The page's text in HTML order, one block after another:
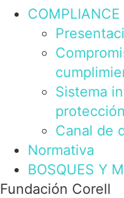
Sistema
Canal de
Normativa
BOSQUES Y
Fundación Corell